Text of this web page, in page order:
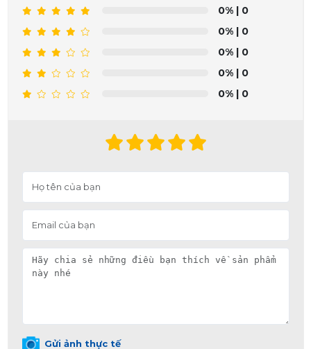
0% | 0
0% | 0
0% | 0
0% | 0
0% | 0
Gửi ảnh thực tế